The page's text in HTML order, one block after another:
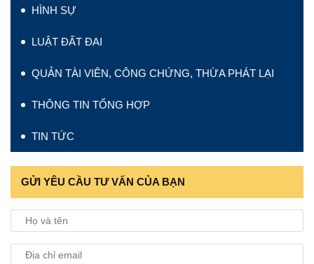
HÌNH SỰ
LUẬT ĐẤT ĐAI
QUẢN TÀI VIÊN, CÔNG CHỨNG, THỪA PHÁT LẠI
THÔNG TIN TỔNG HỢP
TIN TỨC
GỬI YÊU CẦU TƯ VẤN CỦA BẠN